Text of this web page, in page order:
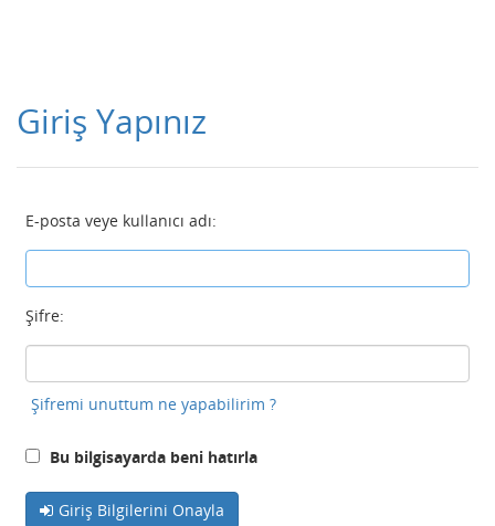
Giriş Yapınız
E-posta veye kullanıcı adı:
Şifre:
Şifremi unuttum ne yapabilirim ?
Bu bilgisayarda beni hatırla
Giriş Bilgilerini Onayla